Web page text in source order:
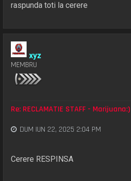
raspunda toti la cerere
xyz
MEMBRU
Re: RECLAMATIE STAFF - Marijuana:)
DUM IUN 22, 2025 2:04 PM
Cerere RESPINSA